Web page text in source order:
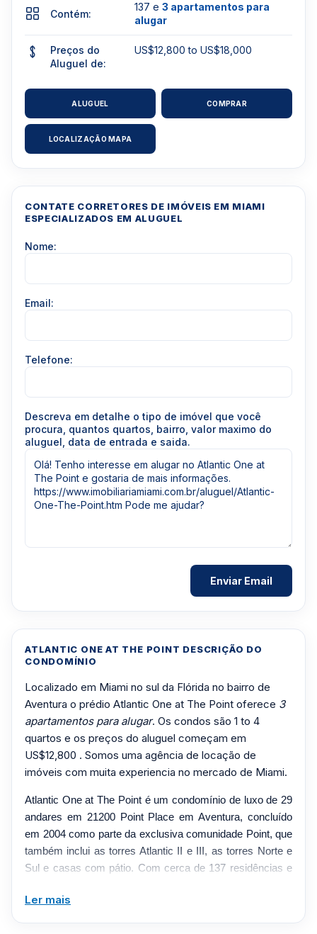
Contém:
137 e 3 apartamentos para
alugar
Preços do
Aluguel de:
US$12,800 to US$18,000
ALUGUEL COMPRAR
LOCALIZAÇÃO MAPA
ATLANTIC ONE AT THE POINT DESCRIÇÃO DO
CONDOMÍNIO
Localizado em Miami no sul da Flórida no bairro de
Aventura o prédio Atlantic One at The Point oferece 3
apartamentos para alugar. Os condos são 1 to 4
quartos e os preços do aluguel começam em
US$12,800 . Somos uma agência de locação de
imóveis com muita experiencia no mercado de Miami.
Atlantic One at The Point é um condomínio de luxo de 29
andares em 21200 Point Place em Aventura, concluído
em 2004 como parte da exclusiva comunidade Point, que
também inclui as torres Atlantic II e III, as torres Norte e
Sul e casas com pátio. Com cerca de 137 residências e
grandes terraços com painéis de vidro e vistas de janelas
Ler mais
CONTATE CORRETORES DE IMÓVEIS EM MIAMI
ESPECIALIZADOS EM ALUGUEL
Nome:
Email:
Telefone:
Descreva em detalhe o tipo de imóvel que você
procura, quantos quartos, bairro, valor maximo do
aluguel, data de entrada e saida.